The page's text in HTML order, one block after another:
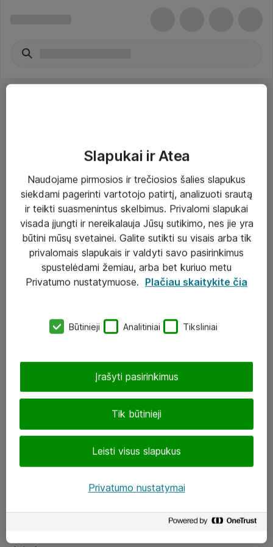
Paslaugos
Sprendimai
Įgyvendinti projektai
Atea ekspertų patarimai verslui
eShop@atea.lt
LinkedIn
Slapukai ir Atea
Naudojame pirmosios ir trečiosios šalies slapukus
siekdami pagerinti vartotojo patirtį, analizuoti srautą
ir teikti suasmenintus skelbimus. Privalomi slapukai
visada įjungti ir nereikalauja Jūsų sutikimo, nes jie yra
būtini mūsų svetainei. Galite sutikti su visais arba tik
privalomais slapukais ir valdyti savo pasirinkimus
spustelėdami žemiau, arba bet kuriuo metu
Privatumo nustatymuose. Plačiau skaitykite čia
Būtinieji Analitiniai Tiksliniai
Tik būtinieji
Leisti visus slapukus
Įrašyti pasirinkimus
Privatumo nustatymai